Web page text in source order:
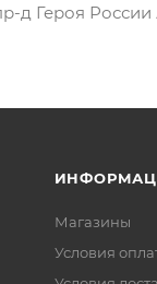
д Героя
Магазины
Условия